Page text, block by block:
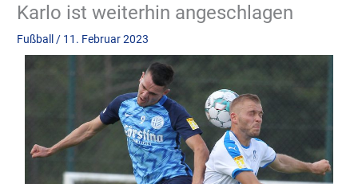
Karlo ist weiterhin angeschlagen
Fußball / 11. Februar 2023